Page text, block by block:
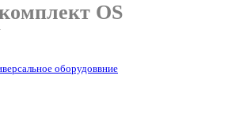
OS
оборудоввние